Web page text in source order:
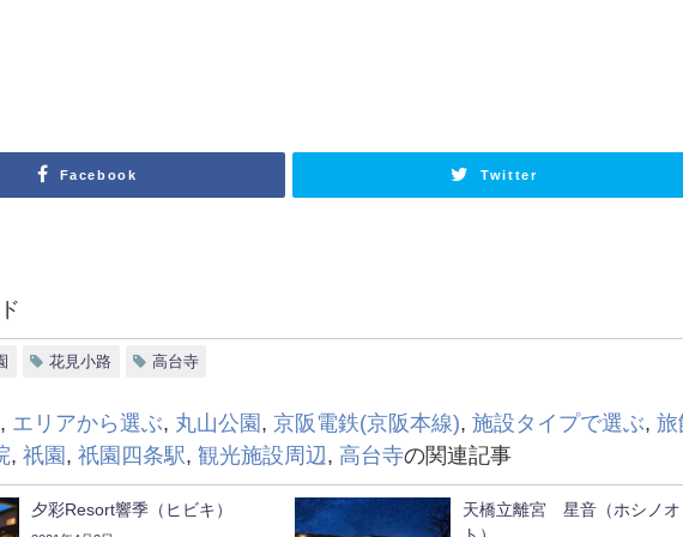
Facebook Twitter
花見小路 高台寺
, エリアから選ぶ, 丸山公園 ,京阪電鉄(京阪本線),施設タイプで選ぶ,旅
,祇園 ,祇園四条駅,観光施設周辺 , 高台寺の関連記事
夕彩Resort響季（ヒビキ）
天橋立離宮 星音（ホシノオ